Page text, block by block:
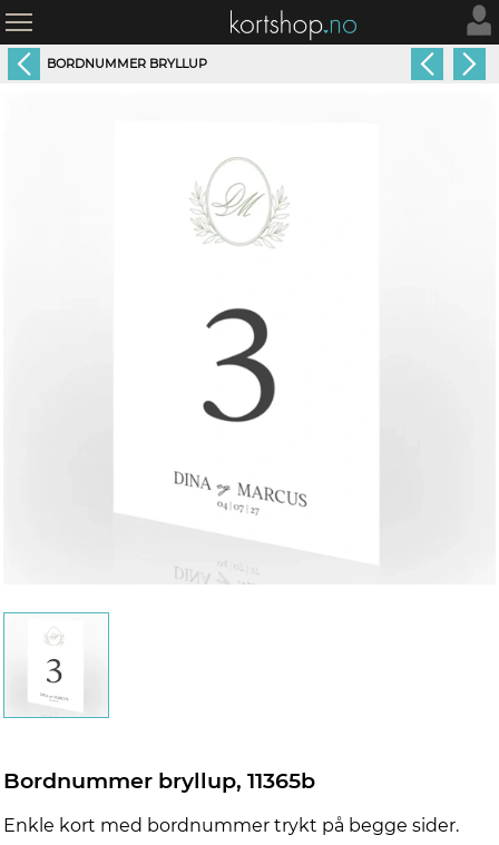
BORDNUMMER BRYLLUP
Bordnummer bryllup, 11365b
Enkle kort med bordnummer trykt på begge sider.